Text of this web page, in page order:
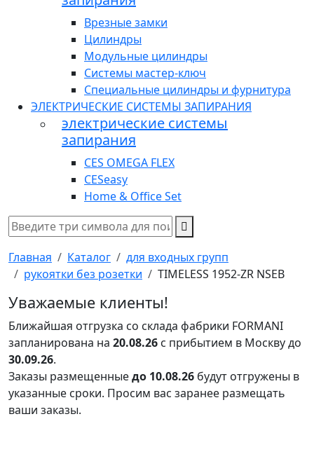
Врезные замки
Цилиндры
Модульные цилиндры
Системы мастер-ключ
Специальные цилиндры и фурнитура
ЭЛЕКТРИЧЕСКИЕ СИСТЕМЫ ЗАПИРАНИЯ
электрические системы
запирания
CES OMEGA FLEX
CESeasy
Home & Office Set
Главная Каталог
для входных групп
рукоятки без розетки
TIMELESS 1952-ZR NSEB
Уважаемые клиенты!
Ближайшая отгрузка со склада фабрики FORMANI
запланирована на 20.08.26 с прибытием в Москву до
30.09.26.
Заказы размещенныедо 10.08.26 будут отгружены в
указанные сроки. Просим вас заранее размещать
ваши заказы.